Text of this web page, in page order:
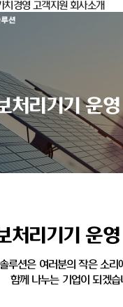
경영 고객지원 회사소개
처리기기 운
처리기기 운
루션은 여러분의 작은 소리
함께 나누는 기업이 되겠습